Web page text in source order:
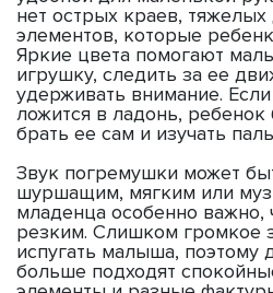
нет острых краев,
элементов, которые
Яркие цвета помогают
игрушку, следить за ее
удерживать внимание.
ложится в ладонь, ребенок
брать ее сам и изучать
Звук погремушки может
шуршащим, мягким или
младенца особенно
резким. Слишком громкое
испугать малыша, поэтому
больше подходят